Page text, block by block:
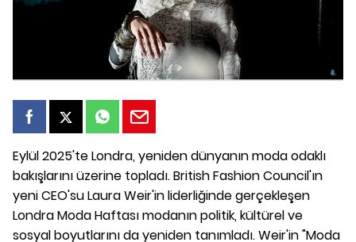
Eylül 2025'te Londra, yeniden dünyanın moda odaklı
bakışlarını üzerine topladı. British Fashion Council'ın
yeni CEO'su Laura Weir'in liderliğinde gerçekleşen
Londra Moda Haftası modanın politik, kültürel ve
sosyal boyutlarını da yeniden tanımladı. Weir'in "Moda